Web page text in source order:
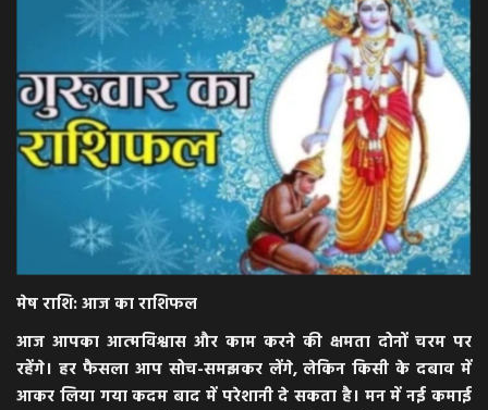
खेल
एजुकेशन & करियर
हेल्थ & लाइफ स्टाइल
Gallery
मेष राशि: आज का राशिफल
आज आपका आत्मविश्वास और काम करने की क्षमता दोनों चरम पर
रहेंगे। हर फैसला आप सोच-समझकर लेंगे, लेकिन किसी के दबाव में
आकर लिया गया कदम बाद में परेशानी दे सकता है। मन में नई कमाई